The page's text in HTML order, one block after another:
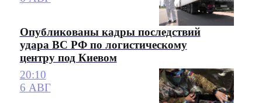
Опубликованы кадры последствий
удара ВС РФ по логистическому
центру под Киевом
20:10
6 АВГ